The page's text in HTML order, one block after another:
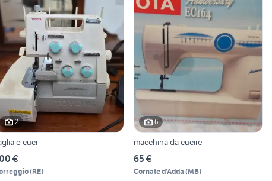
2
e cuci
€
(RE)
6
macchina da cucire
65 €
Cornate d'Adda (MB)